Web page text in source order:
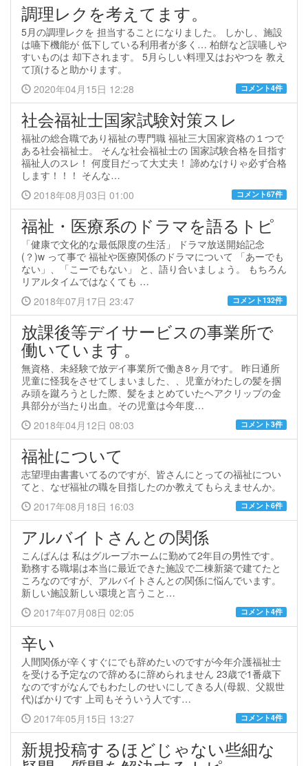
調理レクを考えてます。
5月の調理レクを 担当することになりました。 しかし、施設
は嚥下機能が 低下している利用者が多く… 柏餅など誤嚥しや
すいものは 却下されます。 5月らしい料理又はおやつを 教え
て頂けると助かります。
2020年04月15日 12:28
コメント4件
社会福祉士国家試験対策スレ
福祉の総合職であり福祉の専門職 福祉三大国家資格の１つで
ある社会福祉士。 そんな社会福祉士の 国家試験合格を目指す
福祉人のスレ！ 何度目だって大丈夫！ 諦めなけりゃ必ず合格
します！！！ そんな…
2018年08月03日 01:00
コメント67件
福祉・医療系のドラマを語るトピ
「健康で文化的な最低限度の生活」 ドラマ放送開始記念
(？)w って事で 福祉や医療関係のドラマについて 「あーでも
ない」、「こーでもない」 と、語り合いましょう。 もちろん
リアルタイムではなくても …
2018年07月17日 23:47
コメント132件
放課後等デイサービスの事業所で
働いています。
無資格、未経験で放デイ事業所で働き8ヶ月です。 昨日通所
児童に怪我をさせてしまいました、、児童がわたしの髪を掴
み頭を蹴ろうとした際、髪をまとめていたヘアクリップの金
具部分が当たり出血。その児童は今年度…
2018年04月12日 08:03
コメント3件
福祉について
志望理由書書いてるのですが、皆さんにとっての福祉につい
てと、なぜ福祉の職を目指したのか教えてもらえませんか。
2017年08月18日 16:03
コメント6件
アルバイトさんとの関係
こんばんは 私はグループホームに勤めて2年目の男性です。
勤務する職場は本当に最近できた施設で二棟新築で建てたと
ころなのですが、アルバイトさんとの関係に悩んでいます。
新しい施設新しい環境と言うこと…
2017年07月08日 02:05
コメント4件
辛い
人間関係が辛くすぐにでも辞めたいのですが今年介護福祉士
を受ける予定なので辞めるに辞められません 23歳で1番歳下
なのですがなんでもわたしのせいにしてきる人(母親、父親世
代)ばかりです 上司もそういう人です…
2017年05月15日 13:27
コメント4件
新規投稿するほどじゃない些細な